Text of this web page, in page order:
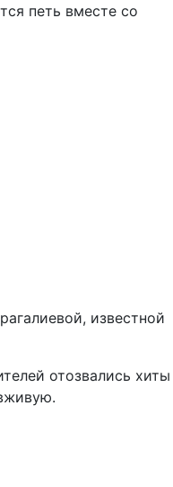
петь вместе со
известной
отозвались хиты